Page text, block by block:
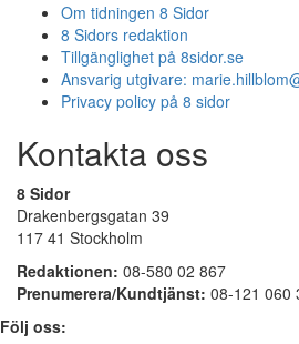
Om tidningen 8 Sidor
8 Sidors redaktion
Tillgänglighet på 8sidor.se
Ansvarig utgivare:
Privacy policy på 8 sidor
Kontakta oss
8 Sidor
Drakenbergsgatan 39
117 41 Stockholm
Redaktionen: 08-580 02 867
Prenumerera/Kundtjänst: 08-121 060
Följ oss: